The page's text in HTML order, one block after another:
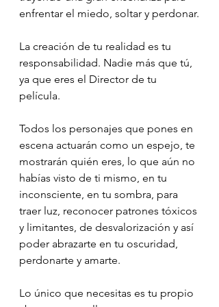
enfrentar el miedo, soltar y perdonar.
La creación de tu realidad es tu
responsabilidad. Nadie más que tú,
ya que eres el Director de tu
película.
Todos los personajes que pones en
escena actuarán como un espejo, te
mostrarán quién eres, lo que aún no
habías visto de ti mismo, en tu
inconsciente, en tu sombra, para
traer luz, reconocer patrones tóxicos
y limitantes, de desvalorización y así
poder abrazarte en tu oscuridad,
perdonarte y amarte.
Lo único que necesitas es tu propio